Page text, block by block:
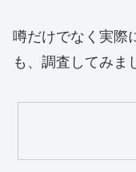
噂だけでなく実際
も、調査してみま